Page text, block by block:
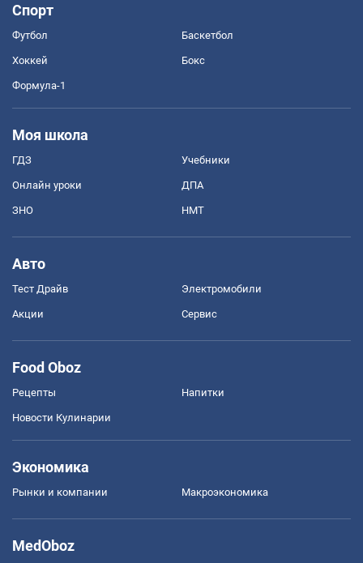
Спорт
Футбол Баскетбол
Хоккей Бокс
Формула-1
Моя школа
ГДЗ Учебники
Онлайн уроки ДПА
ЗНО НМТ
Авто
Тест Драйв Электромобили
Акции Сервис
Food Oboz
Рецепты Напитки
Новости Кулинарии
Экономика
Рынки и компании Mакроэкономика
MedOboz